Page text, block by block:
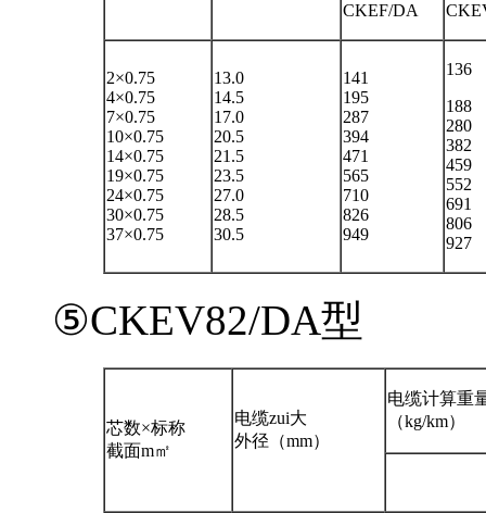
CKEF/DA
2×0.75
4×0.75
7×0.75
10×0.75
14×0.75
19×0.75
24×0.75
30×0.75
37×0.75
13.0
14.5
17.0
20.5
21.5
23.5
27.0
28.5
30.5
141
195
287
394
471
565
710
826
949
136
188
280
382
459
552
691
806
927
⑤CKEV82/DA型
芯数×标称
截面m㎡
电缆zui大
外径（mm）
电缆计算重
（kg/km）